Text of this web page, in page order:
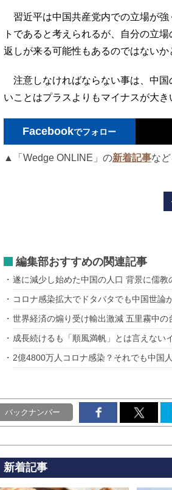
習近平は中国共産党内での立場が強
トであると考えられるが、自分の立
返しが来る可能性もあるのではないか
注意しなければならない事は、中国
いことはプラスよりもマイナスが大き
Facebookでフォロー
▲「Wedge ONLINE」の新着記事な
編集部おすすめの関連記事
遂に減少し始めた中国の人口 背景に儒教
コロナ感染拡大でドタバタでも中国世論
世界経済の煽り受け輸出激減 五里霧中の
成長続けるも「順風満帆」とは言えない
2億4800万人コロナ感染？それでも中国
バックナンバー
新着記事